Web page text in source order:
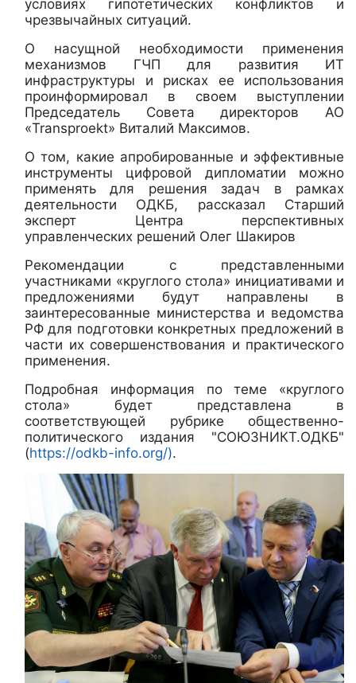
условиях гипотетических конфликтов и
чрезвычайных ситуаций.
О насущной необходимости применения
механизмов ГЧП для развития ИТ
инфраструктуры и рисках ее использования
проинформировал в своем выступлении
Председатель Совета директоров АО
«Transproekt» Виталий Максимов.
О том, какие апробированные и эффективные
инструменты цифровой дипломатии можно
применять для решения задач в рамках
деятельности ОДКБ, рассказал Старший
эксперт Центра перспективных
управленческих решений Олег Шакиров
Рекомендации с представленными
участниками «круглого стола» инициативами и
предложениями будут направлены в
заинтересованные министерства и ведомства
РФ для подготовки конкретных предложений в
части их совершенствования и практического
применения.
Подробная информация по теме «круглого
стола» будет представлена в
соответствующей рубрике общественно-
политического издания "СОЮЗНИКТ.ОДКБ"
(https://odkb-info.org/).